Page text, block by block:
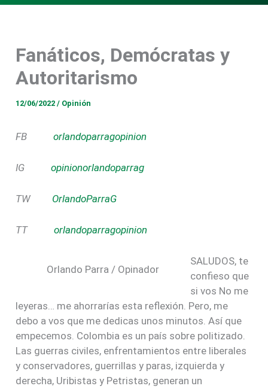
Fanáticos, Demócratas y
Autoritarismo
12/06/2022/ Opinión
FBorlandoparragopinion
IGopinionorlandoparrag
TW OrlandoParraG
TTorlandoparragopinion
Orlando Parra / Opinador
SALUDOS, te
confieso que
si vos No me
leyeras… me ahorrarías esta reflexión. Pero, me
debo a vos que me dedicas unos minutos. Así que
empecemos. Colombia es un país sobre politizado.
Las guerras civiles, enfrentamientos entre liberales
y conservadores, guerrillas y paras, izquierda y
derecha, Uribistas y Petristas, generan un